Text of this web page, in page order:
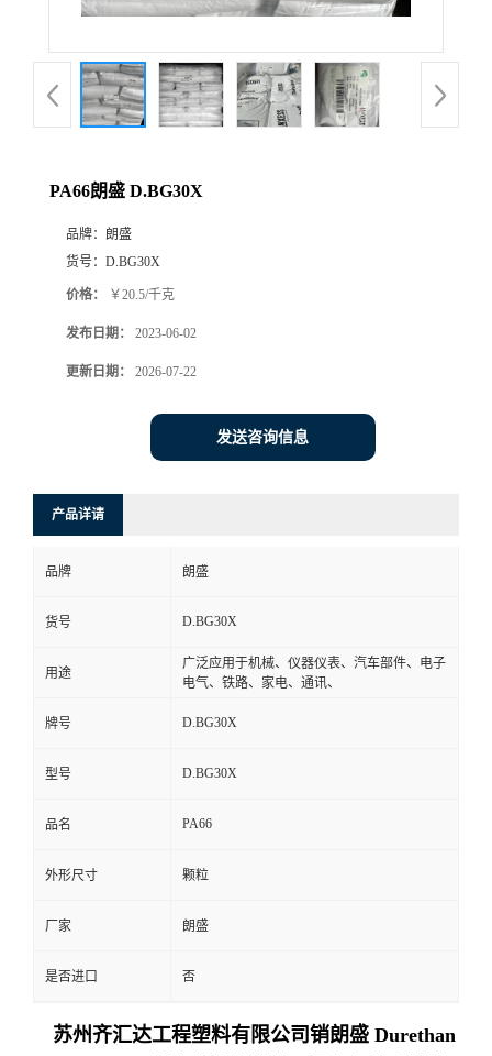
品
厅
系
言
PA66朗盛 D.BG30X
品牌：
朗盛
货号： D.BG30X
价格： ￥20.5/千克
发布日期： 2023-06-02
更新日期： 2026-07-22
发送咨询信息
产品详请
品牌 朗盛
货号 D.BG30X
用途
广泛应用于机械、仪器仪表、汽车部件、电子
电气、铁路、家电、通讯、
牌号 D.BG30X
型号 D.BG30X
品名 PA66
外形尺寸 颗粒
厂家 朗盛
是否进口 否
苏州齐汇达工程塑料有限公司销朗盛 Durethan